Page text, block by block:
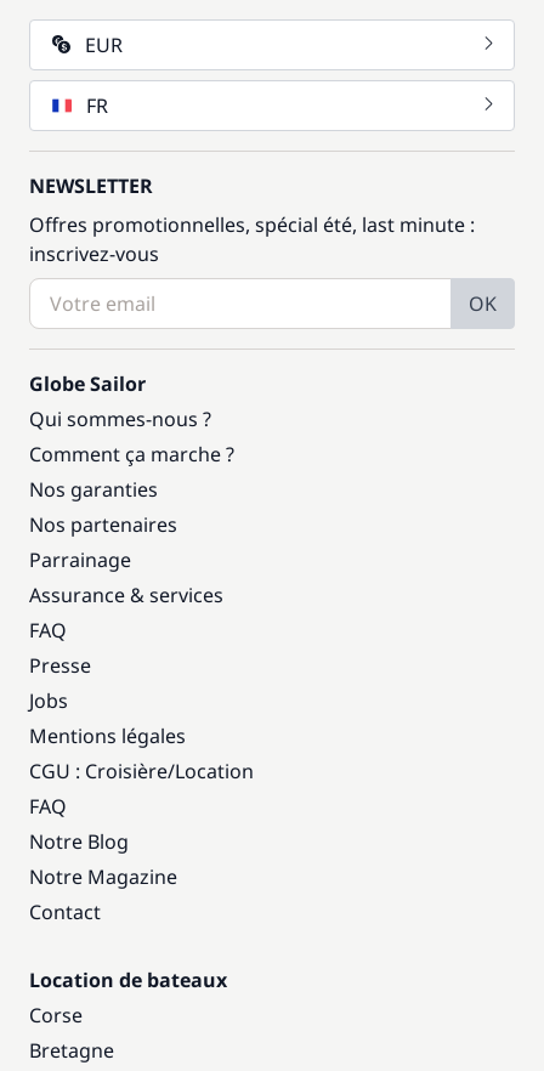
EUR
FR
NEWSLETTER
Offres promotionnelles, spécial été, last minute :
inscrivez-vous
OK
Globe Sailor
Qui sommes-nous ?
Comment ça marche ?
Nos garanties
Nos partenaires
Parrainage
Assurance & services
FAQ
Presse
Jobs
Mentions légales
CGU : Croisière/Location
FAQ
Notre Blog
Notre Magazine
Contact
Location de bateaux
Corse
Bretagne